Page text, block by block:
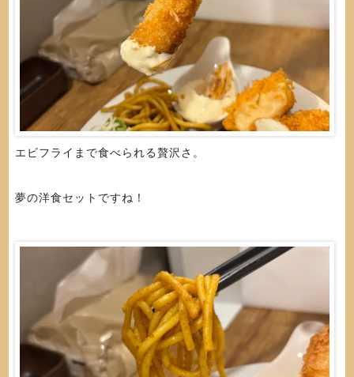
エビフライまで食べられる贅沢さ。
夢の洋食セットですね！